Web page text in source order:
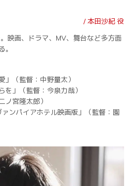
/ 本田沙紀 役
映画、ドラマ、MV、舞台など多方面
」（監督：中野量太）
を」（監督：今泉力哉）
ノ宮隆太郎）
ァンパイアホテル映画版」（監督：園